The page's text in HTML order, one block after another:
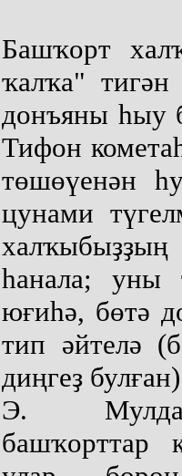
Башҡорт
ҡалҡа"
донъяны һыу
Тифон
төшөүенән
цунами
һанала; уны
юғиһә, бөтә
тип әйтелә
диңгеҙ
Э.
башҡорттар